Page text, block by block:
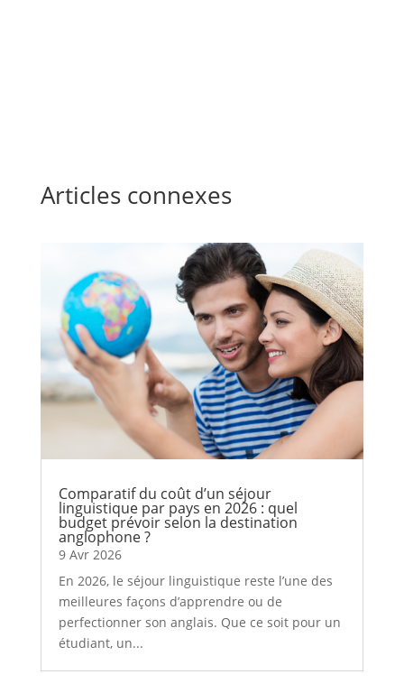
Articles connexes
Comparatif du coût d’un séjour
linguistique par pays en 2026 : quel
budget prévoir selon la destination
anglophone ?
9 Avr 2026
En 2026, le séjour linguistique reste l’une des
meilleures façons d’apprendre ou de
perfectionner son anglais. Que ce soit pour un
étudiant, un...